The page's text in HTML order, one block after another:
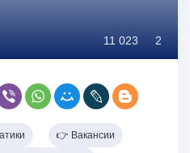
11 023 2
👉 Вакансии